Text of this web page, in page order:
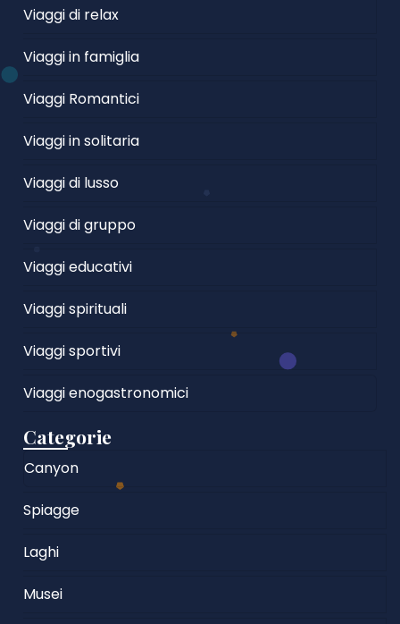
Viaggi di relax
Viaggi in famiglia
Viaggi Romantici
Viaggi in solitaria
Viaggi di lusso
Viaggi di gruppo
Viaggi educativi
Viaggi spirituali
Viaggi sportivi
Viaggi enogastronomici
Categorie
Canyon
Spiagge
Laghi
Musei